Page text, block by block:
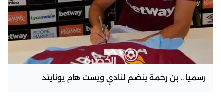
رسميا .. بن رحمة ينضم لنادي ويست هام يونايتد